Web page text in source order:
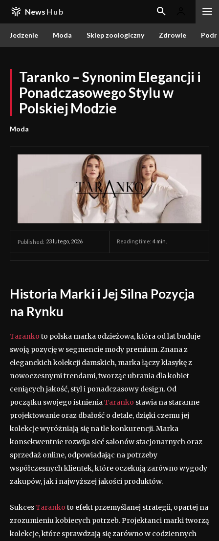
News Hub
Jedzenie Moda Sklep zoologiczny Zdrowie
Taranko – Synonim Elegancji i
Ponadczasowego Stylu w
Polskiej Modzie
Moda
Published: 23 lutego, 2026 Reading time: 4 min.
Historia Marki i Jej Silna Pozycja
na Rynku
Taranko to polska marka odzieżowa, która od lat buduje
swoją pozycję w segmencie mody premium. Znana z
eleganckich kolekcji damskich, marka łączy klasykę z
nowoczesnymi trendami, tworząc ubrania dla kobiet
ceniących jakość, styl i ponadczasowy design. Od
początku swojego istnieniaTaranko stawia na staranne
projektowanie oraz dbałość o detale, dzięki czemu jej
kolekcje wyróżniają się na tle konkurencji. Marka
konsekwentnie rozwija sieć salonów stacjonarnych oraz
sprzedaż online, odpowiadając na potrzeby
współczesnych klientek, które oczekują zarówno wygody
zakupów, jak i najwyższej jakości produktów.
SukcesTaranko to efekt przemyślanej strategii, opartej na
zrozumieniu kobiecych potrzeb. Projektanci marki tworzą
kolekcje, które sprawdzają się zarówno w codziennych